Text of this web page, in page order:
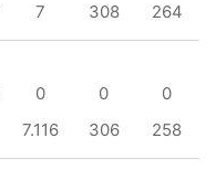
7 308 264
0 0
0
7.116 306 258